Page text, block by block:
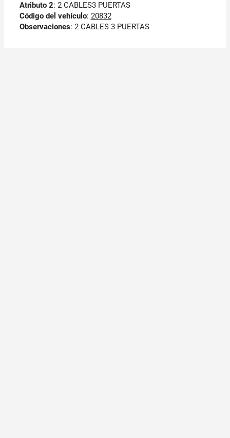
Atributo 2: 2 CABLES3 PUERTAS
Código del vehículo: 20832
Observaciones: 2 CABLES 3 PUERTAS